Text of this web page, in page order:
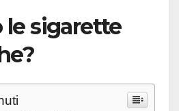
le sigarette